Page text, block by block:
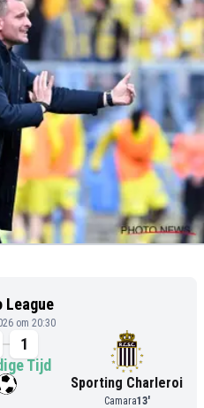
League
om 20:30
1
Tijd
Sporting Charleroi
Camara13'